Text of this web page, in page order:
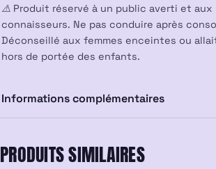
⚠️ Produit réservé à un public averti et aux
connaisseurs. Ne pas conduire après
Déconseillé aux femmes enceintes ou
hors de portée des enfants.
Informations complémentaires
PRODUITS SIMILAIRES